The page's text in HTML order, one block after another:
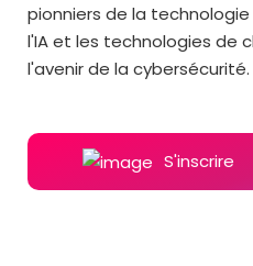
pionniers de la
l'IA et les technologies de
l'avenir de la cybersécurité.
S'inscrire